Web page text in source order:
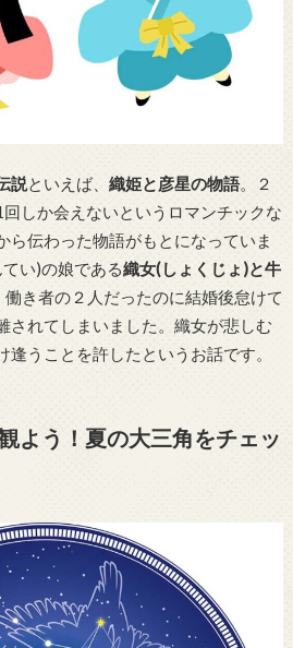
説といえば、 織姫と彦星の物語。２
しか会えないというロマンチックな
ら伝わった物語がもとになっていま
い)の娘である織女(しょくじょ)と牛
働き者の２人だったのに結婚後怠けて
されてしまいました。織女が悲しむ
うことを許したというお話です。
よう！夏の大三角をチェッ